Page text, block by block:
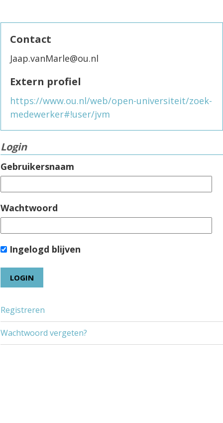
Contact
Jaap.vanMarle@ou.nl
Extern profiel
https://www.ou.nl/web/open-universiteit/zoek-
medewerker#!user/jvm
Login
Gebruikersnaam
Wachtwoord
Ingelogd blijven
Registreren
Wachtwoord vergeten?